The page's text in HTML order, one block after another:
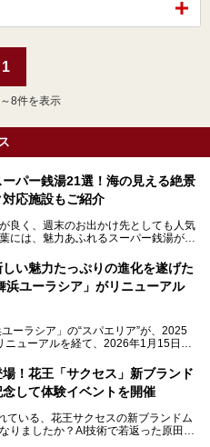
1
8件を表示
パー銭湯21選！海の見える絶景
応施設もご紹介
良く、週末のお出かけ先としても人気
には、魅力あふれるスーパー銭湯がた
とのいたい」「海が見える絶景で非日
連れでも気兼ねなく1日過ごした
応える施設が揃っているため、その日
きっと見つかるはずです。
間営業で深夜まで滞在できる施設
ーキングスペースを備えた仕事もでき
ただの入浴施設にとどまらない進化を
パー銭湯から絶景施設、コワーキング
スが充実した施設、子連れファミリー
い魅力たっぷりの進化を遂げた
浜ユーラシア」がリニューアル
ユーラシア」の“スパエリア”が、2025
ニューアルを経て、2026年1月15日
わった浴場・サウナの魅力を、人気キ
わん」と一緒にご紹介します。必見の
舞浜ユーラシア【PR】
！花王「サクセス」新ブランド
して体験イベントを開催
ている、花王サクセスの新ブランドム
りましたか？AI技術で若返った原田泰